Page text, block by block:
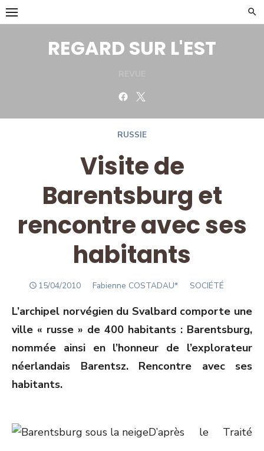
Skip
to
REGARD SUR L'EST
Facebook
RUSSIE
Visite de
Barentsburg et
rencontre avec ses
habitants
POSTED
15/04/2010 Author
Fabienne COSTADAU* SOCIÉTÉ
L’archipel norvégien du Svalbard comporte une
ville « russe » de 400 habitants : Barentsburg,
nommée ainsi en l’honneur de l’explorateur
néerlandais Barentsz. Rencontre avec ses
habitants.
D’après le Traité